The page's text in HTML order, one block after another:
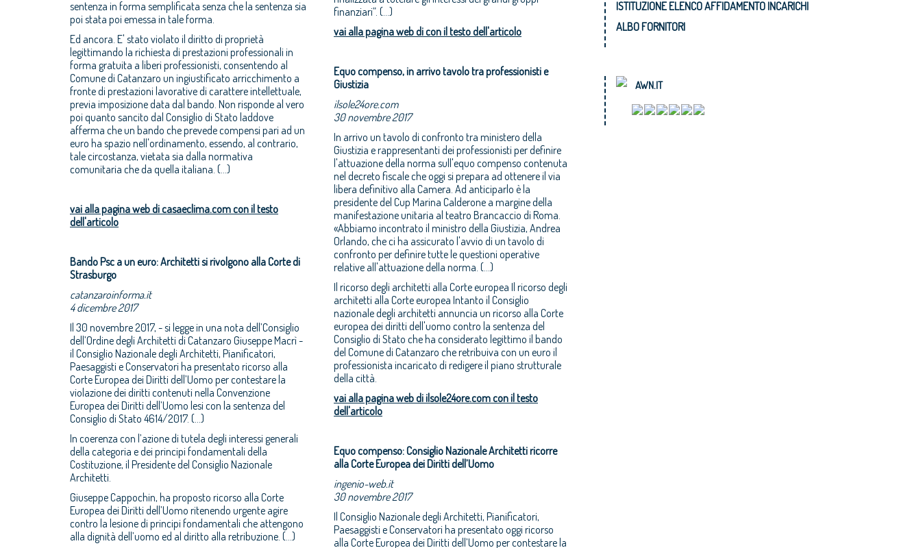
sentenza in forma semplificata senza che la sentenza sia
poi stata poi emessa in tale forma.
Ed ancora. E' stato violato il diritto di proprietà
legittimando la richiesta di prestazioni professionali in
forma gratuita a liberi professionisti, consentendo al
Comune di Catanzaro un ingiustificato arricchimento a
fronte di prestazioni lavorative di carattere intellettuale,
previa imposizione data dal bando. Non risponde al vero
poi quanto sancito dal Consiglio di Stato laddove
afferma che un bando che prevede compensi pari ad un
euro ha spazio nell'ordinamento, essendo, al contrario,
tale circostanza, vietata sia dalla normativa
comunitaria che da quella italiana. (...)
vai alla pagina web di casaeclima.com con il testo
dell'articolo
Bando Psc a un euro: Architetti si rivolgono alla Corte di
Strasburgo
catanzaroinforma.it
4 dicembre 2017
Il 30 novembre 2017, - si legge in una nota dell’Consiglio
dell’Ordine degli Architetti di Catanzaro Giuseppe Macrì -
il Consiglio Nazionale degli Architetti, Pianificatori,
Paesaggisti e Conservatori ha presentato ricorso alla
Corte Europea dei Diritti dell’Uomo per contestare la
violazione dei diritti contenuti nella Convenzione
Europea dei Diritti dell’Uomo lesi con la sentenza del
Consiglio di Stato 4614/2017. (...)
In coerenza con l’azione di tutela degli interessi generali
della categoria e dei principi fondamentali della
Costituzione, il Presidente del Consiglio Nazionale
Architetti.
Giuseppe Cappochin, ha proposto ricorso alla Corte
Europea dei Diritti dell’Uomo ritenendo urgente agire
contro la lesione di principi fondamentali che attengono
alla dignità dell’uomo ed al diritto alla retribuzione. (...)
finanziari”. (...)
vai alla pagina web di con il testo dell'articolo
Equo compenso, in arrivo tavolo tra professionisti e
Giustizia
ilsole24ore.com
30 novembre 2017
In arrivo un tavolo di confronto tra ministero della
Giustizia e rappresentanti dei professionisti per definire
l'attuazione della norma sull'equo compenso contenuta
nel decreto fiscale che oggi si prepara ad ottenere il via
libera definitivo alla Camera. Ad anticiparlo è la
presidente del Cup Marina Calderone a margine della
manifestazione unitaria al teatro Brancaccio di Roma.
«Abbiamo incontrato il ministro della Giustizia, Andrea
Orlando, che ci ha assicurato l'avvio di un tavolo di
confronto per definire tutte le questioni operative
relative all'attuazione della norma. (...)
Il ricorso degli architetti alla Corte europea Il ricorso degli
architetti alla Corte europea Intanto il Consiglio
nazionale degli architetti annuncia un ricorso alla Corte
europea dei diritti dell'uomo contro la sentenza del
Consiglio di Stato che ha considerato legittimo il bando
del Comune di Catanzaro che retribuiva con un euro il
professionista incaricato di redigere il piano strutturale
della città.
vai alla pagina web di ilsole24ore.com con il testo
dell'articolo
Equo compenso: Consiglio Nazionale Architetti ricorre
alla Corte Europea dei Diritti dell’Uomo
ingenio-web.it
30 novembre 2017
Il Consiglio Nazionale degli Architetti, Pianificatori,
Paesaggisti e Conservatori ha presentato oggi ricorso
alla Corte Europea dei Diritti dell’Uomo per contestare la
ISTITUZIONE ELENCO AFFIDAMENTO INCARICHI
ALBO FORNITORI
AWN.IT